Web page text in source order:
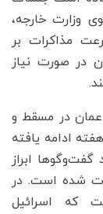
وزارت خارجه،
که سرعت مذاکرات بر
در صورت نیاز
عمان در مسقط و
و هر هفته ادامه یافته
ابراز
شده است. در
که اسرائیل